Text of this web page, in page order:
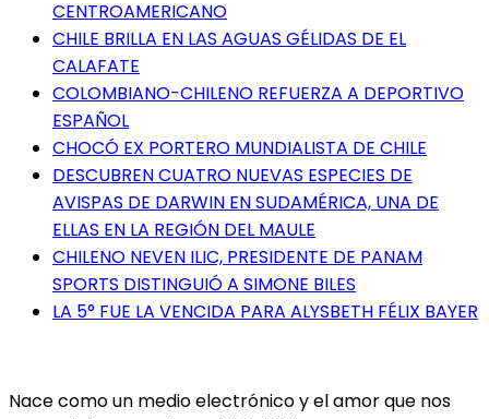
CENTROAMERICANO
CHILE BRILLA EN LAS AGUAS GÉLIDAS DE EL
CALAFATE
COLOMBIANO-CHILENO REFUERZA A DEPORTIVO
ESPAÑOL
CHOCÓ EX PORTERO MUNDIALISTA DE CHILE
DESCUBREN CUATRO NUEVAS ESPECIES DE
AVISPAS DE DARWIN EN SUDAMÉRICA, UNA DE
ELLAS EN LA REGIÓN DEL MAULE
CHILENO NEVEN ILIC, PRESIDENTE DE PANAM
SPORTS DISTINGUIÓ A SIMONE BILES
LA 5° FUE LA VENCIDA PARA ALYSBETH FÉLIX BAYER
Nace como un medio electrónico y el amor que nos